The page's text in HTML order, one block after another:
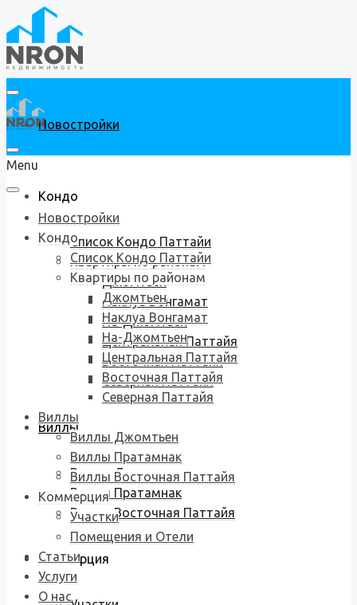
Новостройки
Кондо
Список Кондо Паттайи
Квартиры по районам
Джомтьен
Наклуа Вонгамат
На-Джомтьен
Центральная Паттайя
Восточная Паттайя
Северная Паттайя
Виллы
Виллы Джомтьен
Виллы Пратамнак
Виллы Восточная Паттайя
Коммерция
Menu
Новостройки
Кондо
Список Кондо Паттайи
Квартиры по районам
Джомтьен
Наклуа Вонгамат
На-Джомтьен
Центральная Паттайя
Восточная Паттайя
Северная Паттайя
Виллы
Виллы Джомтьен
Виллы Пратамнак
Виллы Восточная Паттайя
Коммерция
Участки
Помещения и Отели
Статьи
Услуги
О нас